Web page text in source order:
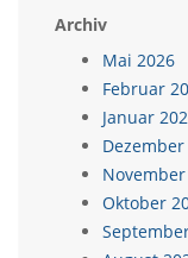
Archiv
Mai 2026
Februar
Januar
Oktober